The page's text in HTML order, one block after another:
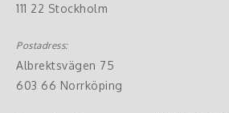
111 22 Stockholm
Postadress:
Albrektsvägen 75
603 66 Norrköping